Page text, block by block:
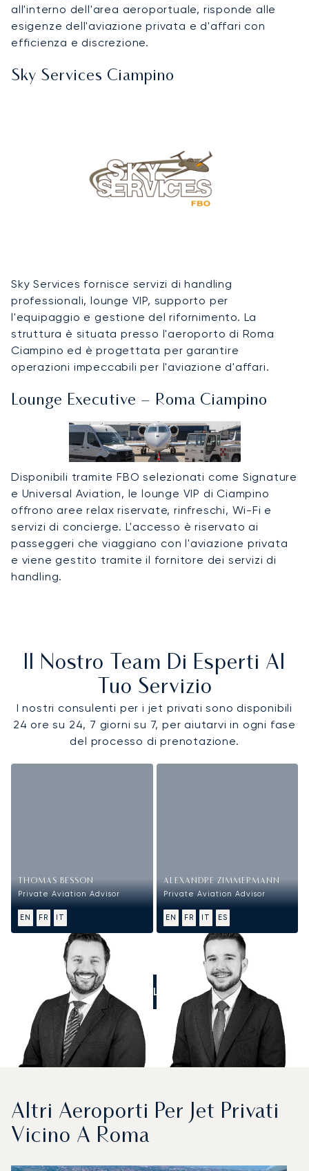
all'interno dell'area aeroportuale, risponde alle
esigenze dell'aviazione privata e d'affari con
efficienza e discrezione.
Sky Services Ciampino
Sky Services fornisce servizi di handling
professionali, lounge VIP, supporto per
l'equipaggio e gestione del rifornimento. La
struttura è situata presso l'aeroporto di Roma
Ciampino ed è progettata per garantire
operazioni impeccabili per l'aviazione d'affari.
Lounge Executive – Roma Ciampino
Disponibili tramite FBO selezionati come Signature
e Universal Aviation, le lounge VIP di Ciampino
offrono aree relax riservate, rinfreschi, Wi-Fi e
servizi di concierge. L'accesso è riservato ai
passeggeri che viaggiano con l'aviazione privata
e viene gestito tramite il fornitore dei servizi di
handling.
Il Nostro Team Di Esperti Al
Tuo Servizio
I nostri consulenti per i jet privati sono disponibili
24 ore su 24, 7 giorni su 7, per aiutarvi in ogni fase
del processo di prenotazione.
THOMAS BESSON
Private Aviation Advisor
EN FR IT
ALEXANDRE ZIMMERMANN
Private Aviation Advisor
EN FR IT ES
CALL US
Altri Aeroporti Per Jet Privati
Vicino A Roma